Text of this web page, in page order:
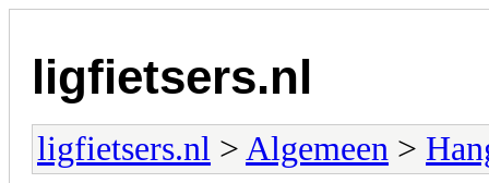
ligfietsers.nl
ligfietsers.nl > Algemeen >